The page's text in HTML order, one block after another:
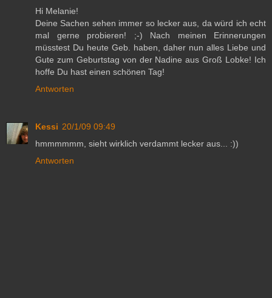
Hi Melanie!
Deine Sachen sehen immer so lecker aus, da würd ich echt
mal gerne probieren! ;-) Nach meinen Erinnerungen
müsstest Du heute Geb. haben, daher nun alles Liebe und
Gute zum Geburtstag von der Nadine aus Groß Lobke! Ich
hoffe Du hast einen schönen Tag!
Antworten
Kessi 20/1/09 09:49
hmmmmmm, sieht wirklich verdammt lecker aus... :))
Antworten